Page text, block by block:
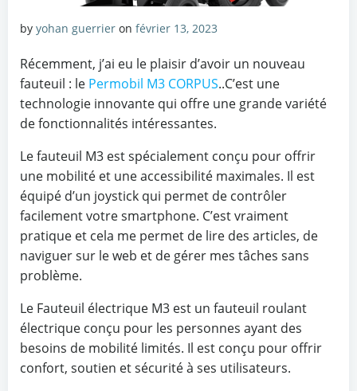
by yohan guerrier on février 13, 2023
Récemment, j’ai eu le plaisir d’avoir un nouveau
fauteuil : le Permobil M3 CORPUS..C’est une
technologie innovante qui offre une grande variété
de fonctionnalités intéressantes.
Le fauteuil M3 est spécialement conçu pour offrir
une mobilité et une accessibilité maximales. Il est
équipé d’un joystick qui permet de contrôler
facilement votre smartphone. C’est vraiment
pratique et cela me permet de lire des articles, de
naviguer sur le web et de gérer mes tâches sans
problème.
Le Fauteuil électrique M3 est un fauteuil roulant
électrique conçu pour les personnes ayant des
besoins de mobilité limités. Il est conçu pour offrir
confort, soutien et sécurité à ses utilisateurs.